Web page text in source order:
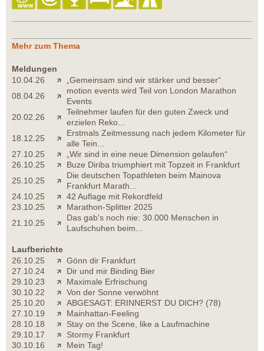
Mehr zum Thema
Meldungen
10.04.26
„Gemeinsam sind wir stärker und besser“
08.04.26
motion events wird Teil von London Marathon
Events
20.02.26
Teilnehmer laufen für den guten Zweck und
erzielen Reko...
18.12.25
Erstmals Zeitmessung nach jedem Kilometer für
alle Tein...
27.10.25
„Wir sind in eine neue Dimension gelaufen“
26.10.25
Buze Diriba triumphiert mit Topzeit in Frankfurt
25.10.25
Die deutschen Topathleten beim Mainova
Frankfurt Marath...
24.10.25
42 Auflage mit Rekordfeld
23.10.25
Marathon-Splitter 2025
21.10.25
Das gab's noch nie: 30.000 Menschen in
Laufschuhen beim...
Laufberichte
26.10.25
Gönn dir Frankfurt
27.10.24
Dir und mir Binding Bier
29.10.23
Maximale Erfrischung
30.10.22
Von der Sonne verwöhnt
25.10.20
ABGESAGT: ERINNERST DU DICH? (78)
27.10.19
Mainhattan-Feeling
28.10.18
Stay on the Scene, like a Laufmachine
29.10.17
Stormy Frankfurt
30.10.16
Mein Tag!